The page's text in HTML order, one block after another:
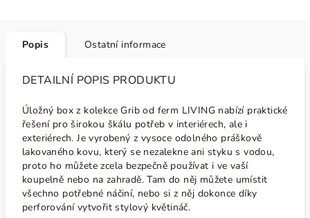
Popis Ostatní informace
DETAILNÍ POPIS PRODUKTU
Úložný box z kolekce Grib od ferm LIVING nabízí praktické
řešení pro širokou škálu potřeb v interiérech, ale i
exteriérech. Je vyrobený z vysoce odolného práškově
lakovaného kovu, který se nezalekne ani styku s vodou,
proto ho můžete zcela bezpečně používat i ve vaší
koupelně nebo na zahradě. Tam do něj můžete umístit
všechno potřebné náčiní, nebo si z něj dokonce díky
perforování vytvořit stylový květináč.